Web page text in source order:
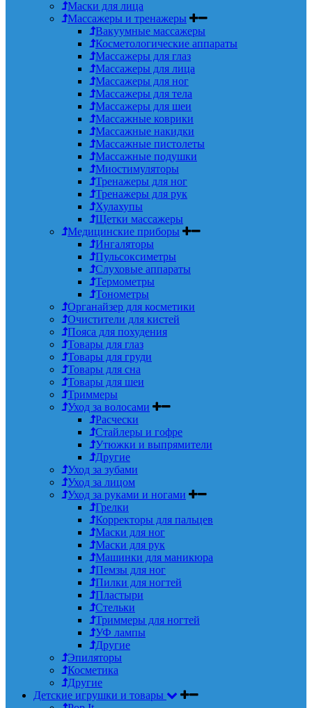
Маски для лица
Массажеры и тренажеры
Вакуумные массажеры
Косметологические аппараты
Массажеры для глаз
Массажеры для лица
Массажеры для ног
Массажеры для тела
Массажеры для шеи
Массажные коврики
Массажные накидки
Массажные пистолеты
Массажные подушки
Миостимуляторы
Тренажеры для ног
Тренажеры для рук
Хулахупы
Щетки массажеры
Медицинские приборы
Ингаляторы
Пульсоксиметры
Слуховые аппараты
Термометры
Тонометры
Органайзер для косметики
Очистители для кистей
Пояса для похудения
Товары для глаз
Товары для груди
Товары для сна
Товары для шеи
Триммеры
Уход за волосами
Расчески
Стайлеры и гофре
Утюжки и выпрямители
Другие
Уход за зубами
Уход за лицом
Уход за руками и ногами
Грелки
Корректоры для пальцев
Маски для ног
Маски для рук
Машинки для маникюра
Пемзы для ног
Пилки для ногтей
Пластыри
Стельки
Триммеры для ногтей
УФ лампы
Другие
Эпиляторы
Косметика
Другие
Детские игрушки и товары